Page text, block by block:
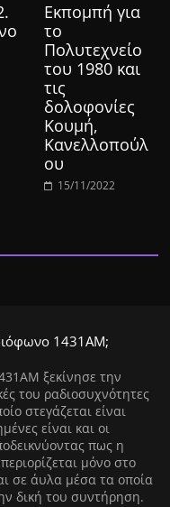
Εκπομπή για
το
Πολυτεχνείο
του 1980 και
τις
δολοφονίες
Κουμή,
Κανελλοπούλ
ου
15/11/2022
1431ΑΜ;
ξεκίνησε την
του ραδιοσυχνότητες
στεγάζεται είναι
είναι και οι
πως η
μόνο στο
σε άυλα μέσα τα οποία
δική του συντήρηση.